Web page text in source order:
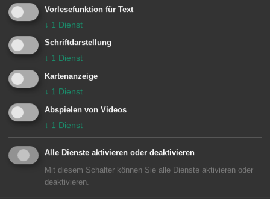
Unsere Anschrift
Marktplatz 30
73430
Aalen
Vorlesefunktion für Text
↓ 1 Dienst
Schriftdarstellung
↓ 1 Dienst
Kartenanzeige
↓ 1 Dienst
Abspielen von Videos
↓ 1 Dienst
Alle Dienste aktivieren oder deaktivieren
Mit diesem Schalter können Sie alle Dienste aktivieren oder
deaktivieren.